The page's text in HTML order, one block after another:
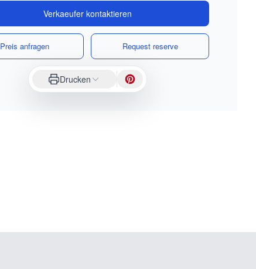
Verkaeufer kontaktieren
Preis anfragen Request reserve
Drucken